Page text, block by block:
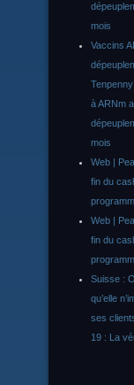
mois
Vaccins
à ARNm
mois
Web |
fin du
Web |
fin du
Suisse :
qu’elle
ses
19 : La